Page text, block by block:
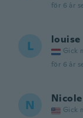
för 6 år
L louise
Gick
för 6 år
N Nicole
Gick